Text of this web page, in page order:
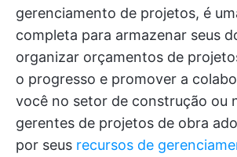
gerenciamento de projetos, é
completa para armazenar seus
organizar orçamentos de
o progresso e promover a
você no setor de construção ou
gerentes de projetos de obra
por seus recursos de